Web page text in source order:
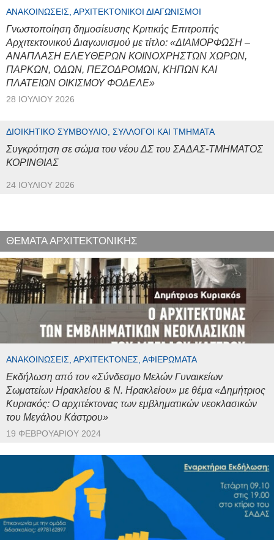
ΑΝΑΚΟΙΝΏΣΕΙΣ, ΑΡΧΙΤΕΚΤΟΝΙΚΟΊ ΔΙΑΓΩΝΙΣΜΟΊ
Γνωστοποίηση δημοσίευσης Κριτικής Επιτροπής
Αρχιτεκτονικού Διαγωνισμού με τίτλο: «ΔΙΑΜΟΡΦΩΣΗ –
ΑΝΑΠΛΑΣΗ ΕΛΕΥΘΕΡΩΝ ΚΟΙΝΟΧΡΗΣΤΩΝ ΧΩΡΩΝ,
ΠΑΡΚΩΝ, ΟΔΩΝ, ΠΕΖΟΔΡΟΜΩΝ, ΚΗΠΩΝ ΚΑΙ
ΠΛΑΤΕΙΩΝ ΟΙΚΙΣΜΟΥ ΦΟΔΕΛΕ»
28 ΙΟΥΛΊΟΥ 2026
ΔΙΟΙΚΗΤΙΚΌ ΣΥΜΒΟΎΛΙΟ, ΣΎΛΛΟΓΟΙ ΚΑΙ ΤΜΉΜΑΤΑ
Συγκρότηση σε σώμα του νέου ΔΣ του ΣΑΔΑΣ-ΤΜΗΜΑΤΟΣ
ΚΟΡΙΝΘΙΑΣ
24 ΙΟΥΛΊΟΥ 2026
ΘΕΜΑΤΑ ΑΡΧΙΤΕΚΤΟΝΙΚΗΣ
ΑΝΑΚΟΙΝΏΣΕΙΣ, ΑΡΧΙΤΈΚΤΟΝΕΣ, ΑΦΙΕΡΏΜΑΤΑ
Εκδήλωση από τον «Σύνδεσμο Μελών Γυναικείων
Σωματείων Ηρακλείου & Ν. Ηρακλείου» με θέμα «Δημήτριος
Κυριακός: Ο αρχιτέκτονας των εμβληματικών νεοκλασικών
του Μεγάλου Κάστρου»
19 ΦΕΒΡΟΥΑΡΊΟΥ 2024